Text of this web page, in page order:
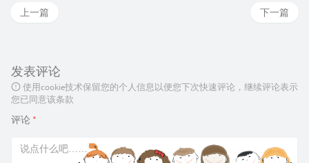
下一篇
上一篇
发表评论
使用cookie技术保留您的个人信息以便您下次快速评论，继续评论表示
您已同意该条款
评论 *